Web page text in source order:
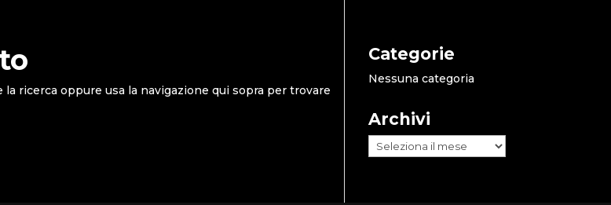
ricerca oppure usa la navigazione qui sopra per trovare
Categorie
Nessuna categoria
Archivi
Archivi